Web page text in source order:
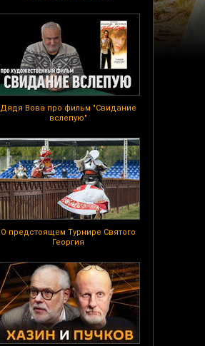
Дядя Вова про фильм "Свидание
вслепую"
О предстоящем Турнире Святого
Георгия